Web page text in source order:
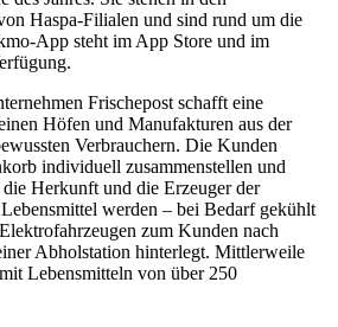
Haspa-Filialen und sind rund um die
App steht im App Store und im
Frischepost schafft eine
Höfen und Manufakturen aus der
Verbrauchern. Die Kunden
individuell zusammenstellen und
Herkunft und die Erzeuger der
werden – bei Bedarf gekühlt
zum Kunden nach
Abholstation hinterlegt. Mittlerweile
Lebensmitteln von über 250